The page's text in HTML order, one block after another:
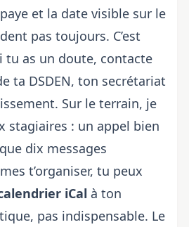
et la date visible sur le
pas toujours. C’est
tu as un doute, contacte
ta DSDEN, ton secrétariat
Sur le terrain, je
stagiaires : un appel bien
dix messages
t’organiser, tu peux
iCal à ton
pas indispensable. Le